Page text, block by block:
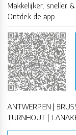
Makkelijker, sneller
Ontdek de app.
ANTWERPEN |
TURNHOUT |